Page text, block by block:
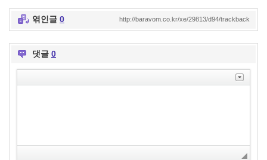
엮인글 0 http://baravom.co.kr/xe/29813/d94/trackback
댓글 0